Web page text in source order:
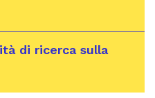
di ricerca sulla